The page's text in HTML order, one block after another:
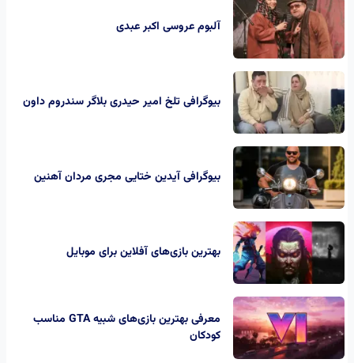
آلبوم عروسی اکبر عبدی
بیوگرافی تلخ امیر حیدری بلاگر سندروم داون
بیوگرافی آیدین ختایی مجری مردان آهنین
بهترین بازی‌های آفلاین برای موبایل
معرفی بهترین بازی‌های شبیه GTA مناسب
کودکان